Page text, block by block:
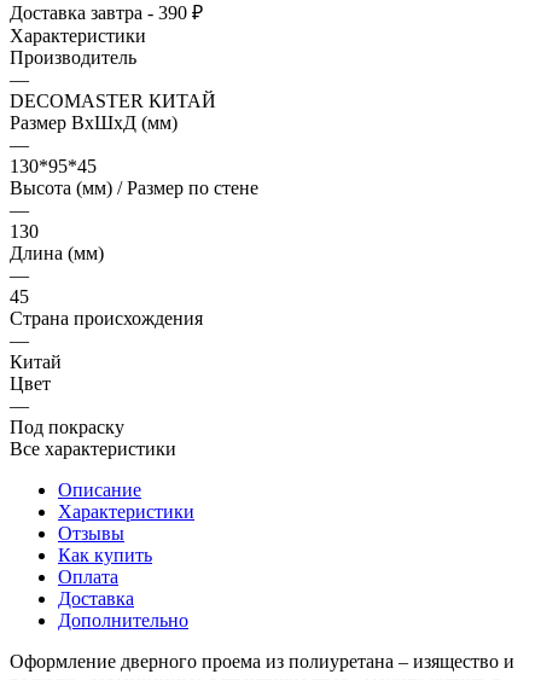
Доставка завтра - 390 ₽
Характеристики
Производитель
—
DECOMASTER КИТАЙ
Размер ВхШхД (мм)
—
130*95*45
Высота (мм) / Размер по стене
—
130
Длина (мм)
—
45
Страна происхождения
—
Китай
Цвет
—
Под покраску
Все характеристики
Описание
Характеристики
Отзывы
Как купить
Оплата
Доставка
Дополнительно
Оформление дверного проема из полиуретана – изящество и